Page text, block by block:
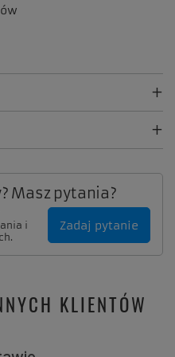
Masz pytania?
i
Zadaj pytanie
KLIENTÓW